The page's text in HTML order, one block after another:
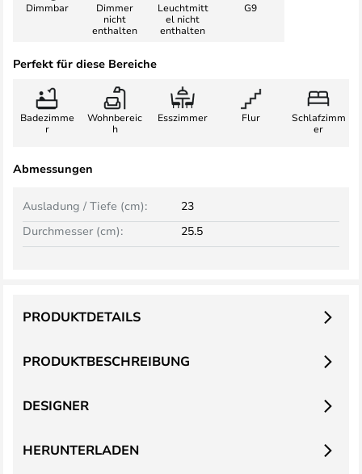
Dimmbar
Dimmer
nicht
enthalten
Leuchtmitt
el nicht
enthalten
G9
Perfekt für diese Bereiche
Badezimme
r
Wohnbereic
h
Esszimmer Flur
Schlafzimm
er
Abmessungen
Ausladung / Tiefe (cm):
23
Durchmesser (cm):
25.5
PRODUKTBESCHREIBUNG
PRODUKTDETAILS
DESIGNER
HERUNTERLADEN